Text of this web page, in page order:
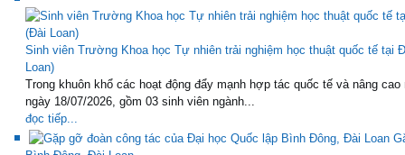
Sinh viên Trường Khoa học Tự nhiên trải nghiệm học thuật quốc tế tại
Loan)
Trong khuôn khổ các hoạt động đẩy mạnh hợp tác quốc tế và nâng
ngày 18/07/2026, gồm 03 sinh viên ngành...
đọc tiếp...